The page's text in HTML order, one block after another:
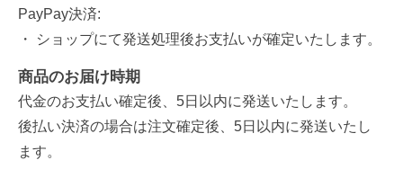
PayPay決済:
・ ショップにて発送処理後お支払いが確定いたします。
商品のお届け時期
代金のお支払い確定後、5日以内に発送いたします。
後払い決済の場合は注文確定後、5日以内に発送いたし
ます。